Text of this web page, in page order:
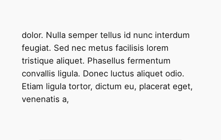
dolor. Nulla semper tellus id nunc interdum
feugiat. Sed nec metus facilisis lorem
tristique aliquet. Phasellus fermentum
convallis ligula. Donec luctus aliquet odio.
Etiam ligula tortor, dictum eu, placerat eget,
venenatis a,